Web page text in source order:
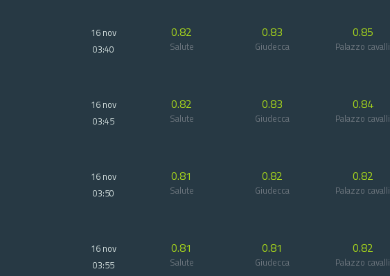
16 nov
03:40
0.82
Salute
0.83
Giudecca
0.85
Palazzo cavalli
16 nov
03:45
0.82
Salute
0.83
Giudecca
0.84
Palazzo cavalli
16 nov
03:50
0.81
Salute
0.82
Giudecca
0.82
Palazzo cavalli
16 nov
03:55
0.81
Salute
0.81
Giudecca
0.82
Palazzo cavalli